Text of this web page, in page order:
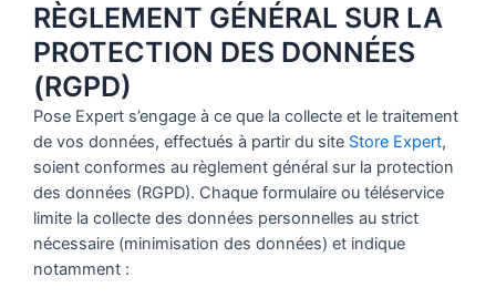
RÈGLEMENT GÉNÉRAL SUR LA
PROTECTION DES DONNÉES
(RGPD)
Pose Expert s’engage à ce que la collecte et le traitement
de vos données, effectués à partir du site Store Expert,
soient conformes au règlement général sur la protection
des données (RGPD). Chaque formulaire ou téléservice
limite la collecte des données personnelles au strict
nécessaire (minimisation des données) et indique
notamment :